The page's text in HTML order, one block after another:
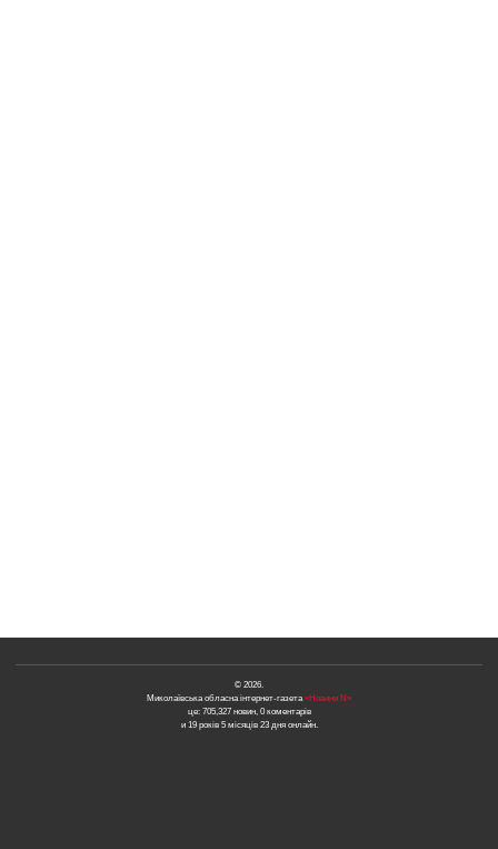
© 2026.
Миколаївська обласна інтернет-газета«Новини N»
це: 705,327 новин, 0 коментарів
и 19 років 5 місяців 23 дня онлайн.